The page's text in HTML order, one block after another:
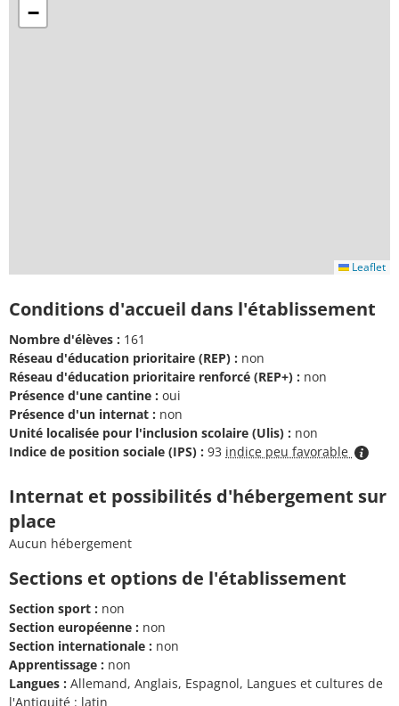
−
Leaflet
Conditions d'accueil dans l'établissement
Nombre d'élèves : 161
Réseau d'éducation prioritaire (REP) : non
Réseau d'éducation prioritaire renforcé (REP+) : non
Présence d'une cantine : oui
Présence d'un internat : non
Unité localisée pour l'inclusion scolaire (Ulis) : non
Indice de position sociale (IPS) : 93 indice peu favorable
Internat et possibilités d'hébergement sur
place
Aucun hébergement
Sections et options de l'établissement
Section sport : non
Section européenne : non
Section internationale : non
Apprentissage : non
Langues : Allemand, Anglais, Espagnol, Langues et cultures de
l'Antiquité : latin